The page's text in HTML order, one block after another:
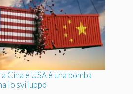
Cina e USA è una bomba
lo sviluppo